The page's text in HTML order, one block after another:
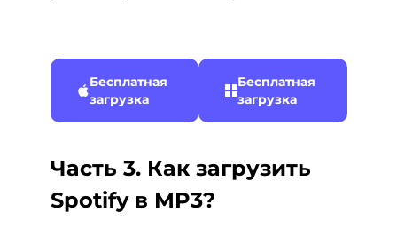
Бесплатная
загрузка
Бесплатная
загрузка
Часть 3. Как загрузить
Spotify в MP3?